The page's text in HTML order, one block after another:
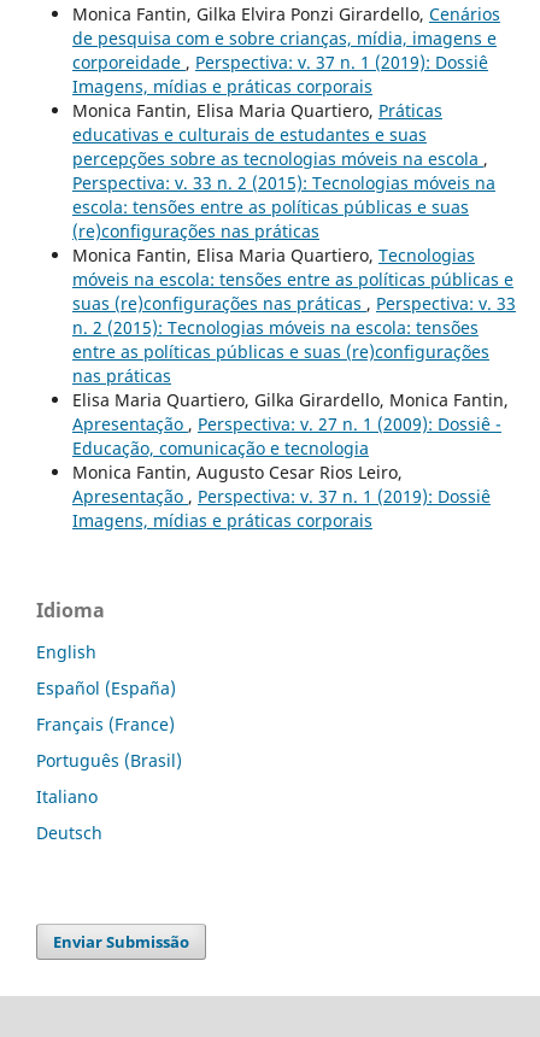
Monica Fantin, Gilka Elvira Ponzi Girardello, Cenários
de pesquisa com e sobre crianças, mídia, imagens e
corporeidade , Perspectiva: v. 37 n. 1 (2019): Dossiê
Imagens, mídias e práticas corporais
Monica Fantin, Elisa Maria Quartiero, Práticas
educativas e culturais de estudantes e suas
percepções sobre as tecnologias móveis na escola ,
Perspectiva: v. 33 n. 2 (2015): Tecnologias móveis na
escola: tensões entre as políticas públicas e suas
(re)configurações nas práticas
Monica Fantin, Elisa Maria Quartiero, Tecnologias
móveis na escola: tensões entre as políticas públicas e
suas (re)configurações nas práticas , Perspectiva: v. 33
n. 2 (2015): Tecnologias móveis na escola: tensões
entre as políticas públicas e suas (re)configurações
nas práticas
Elisa Maria Quartiero, Gilka Girardello, Monica Fantin,
Apresentação , Perspectiva: v. 27 n. 1 (2009): Dossiê -
Educação, comunicação e tecnologia
Monica Fantin, Augusto Cesar Rios Leiro,
Apresentação , Perspectiva: v. 37 n. 1 (2019): Dossiê
Imagens, mídias e práticas corporais
Idioma
English
Español (España)
Français (France)
Português (Brasil)
Italiano
Deutsch
Enviar Submissão